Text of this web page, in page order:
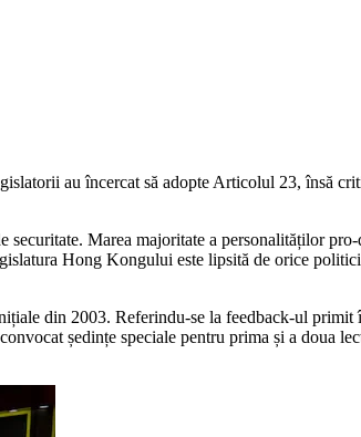
au încercat să adopte Articolul 23, însă
Marea majoritate a personalităților
Hong Kongului este lipsită de orice
din 2003. Referindu-se la feedback-ul primit
ședințe speciale pentru prima și a doua